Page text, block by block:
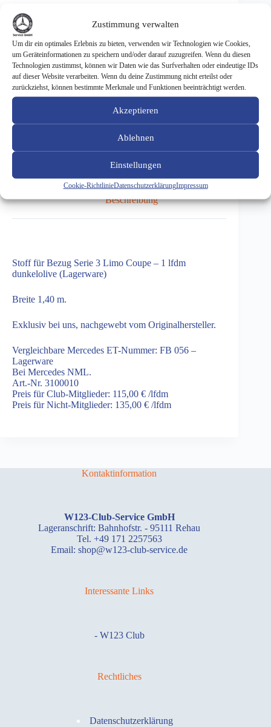
Zustimmung verwalten
Um dir ein optimales Erlebnis zu bieten, verwenden wir Technologien wie Cookies,
um Geräteinformationen zu speichern und/oder darauf zuzugreifen. Wenn du diesen
Technologien zustimmst, können wir Daten wie das Surfverhalten oder eindeutige IDs
auf dieser Website verarbeiten. Wenn du deine Zustimmung nicht erteilst oder
zurückziehst, können bestimmte Merkmale und Funktionen beeinträchtigt werden.
Akzeptieren
Ablehnen
Einstellungen
Cookie-RichtlinieDatenschutzerklärungImpressum
Stoff
für
Bezug
Serie
3
Limo
-
1
dunkelolive
In den Warenkorb
3100010
KATEGORIEN:C123,S123,W123
Beschreibung
Stoff für Bezug Serie 3 Limo Coupe – 1 lfdm
dunkelolive (Lagerware)
Breite 1,40 m.
Exklusiv bei uns, nachgewebt vom Originalhersteller.
Vergleichbare Mercedes ET-Nummer: FB 056 –
Lagerware
Bei Mercedes NML.
Art.-Nr. 3100010
Preis für Club-Mitglieder: 115,00 € /lfdm
Preis für Nicht-Mitglieder: 135,00 € /lfdm
Kontaktinformation
W123-Club-Service GmbH
Lageranschrift: Bahnhofstr. - 95111 Rehau
Tel. +49 171 2257563
Email: shop@w123-club-service.de
Interessante Links
- W123 Club
Rechtliches
Datenschutzerklärung